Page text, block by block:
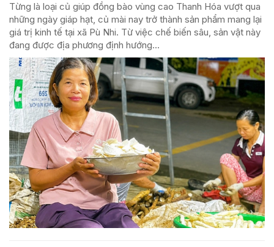
Từng là loại củ giúp đồng bào vùng cao Thanh Hóa vượt qua
những ngày giáp hạt, củ mài nay trở thành sản phẩm mang lại
giá trị kinh tế tại xã Pù Nhi. Từ việc chế biến sâu, sản vật này
đang được địa phương định hướng...